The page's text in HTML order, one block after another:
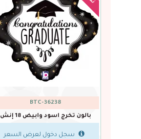
9574-025
اكياس ورقية ابيض مبروك التخرج
26*17*9سم(3حبة)